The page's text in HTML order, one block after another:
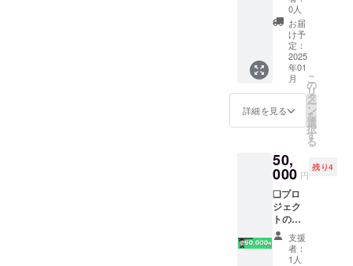
でNo.を
記載し
提供 ※
カード
サイズ
は、約
8.3mm
×約
5.2mm
mです ※
準備出
来次第
順次郵
送とな
ります
※詳細は
トップ
に掲載
しい名
前を備
考欄に
記入お
願いし
ます、
記入忘
れが
あった
能性が
ありま
す ❏お
礼カー
ド＋購
入/コー
ス順に
手書き
でNo.を
露目
Live配
信でク
レジッ
ト表記
＆名前
読み上
げの実
施 ※掲
載期間
はLive
アーカ
イブが
残って
いる限
りとな
ります
※読み上
げてほ
しい名
0人
お届
け予
定：
2025
年01
月
詳細を見る
こ
の
リ
タ
ー
ン
を
選
択
す
る
50,
000 円
残り4
❏プロ
ジェク
トの進
捗報告
❏お披
露目
支援
者：
1人